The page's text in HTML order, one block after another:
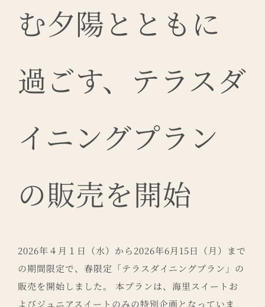
む夕陽とともに
過ごす、テラスダ
イニングプラン
の販売を開始
2026年４月１日（水）から2026年6月15日（月）まで
の期間限定で、春限定「テラスダイニングプラン」の
販売を開始しました。 本プランは、海里スイートお
よびジュニアスイートのみの特別企画となっていま